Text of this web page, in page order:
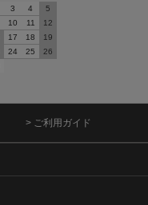
3 4
5
10 11
12
17 18
19
24 25
26
> ご利用ガイド